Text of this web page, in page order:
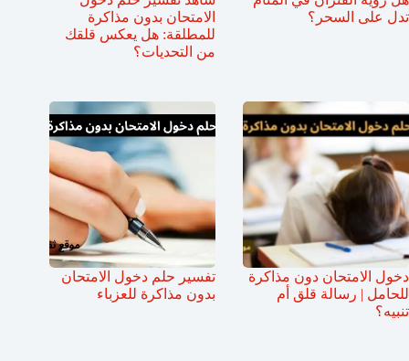
تدل على السحر؟
الامتحان بدون مذاكرة
للمطلقة: هل يعكس قلقك
من التحديات؟
دخول الامتحان دون مذاكرة
للحامل | رسالة قلق أم
تنبيه؟
تفسير حلم دخول الامتحان
بدون مذاكرة للعزباء